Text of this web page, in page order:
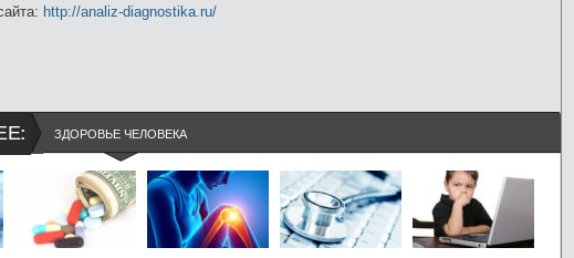
http://analiz-diagnostika.ru/
ЗДОРОВЬЕ ЧЕЛОВЕКА